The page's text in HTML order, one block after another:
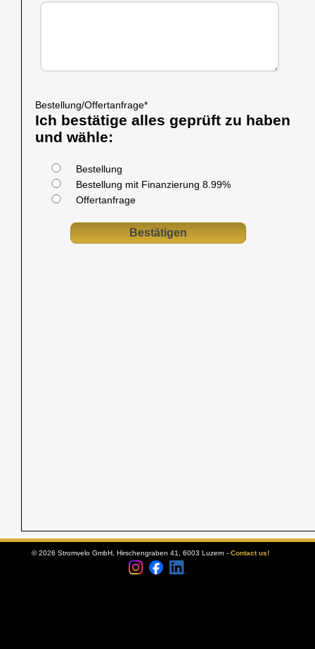
Bestellung/Offertanfrage*
Ich bestätige alles geprüft zu haben
und wähle:
Bestellung
Bestellung mit Finanzierung 8.99%
Offertanfrage
© 2026 Stromvelo GmbH, Hirschengraben 41, 6003 Luzern - Contact us!